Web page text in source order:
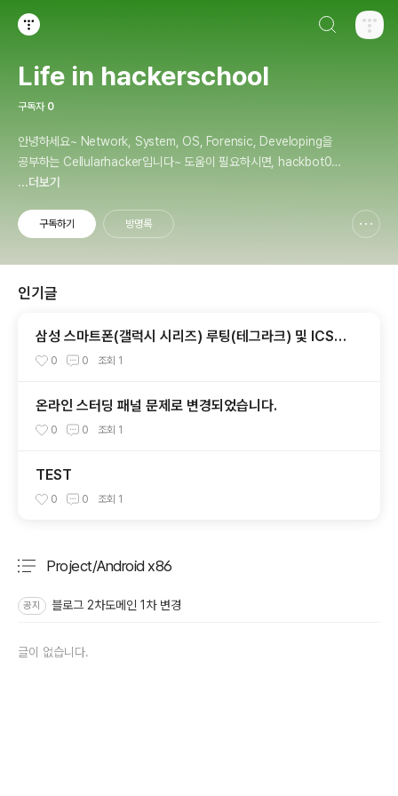
Life in hackerschool
구독자 0
안녕하세요~ Network, System, OS, Forensic, Developing을
공부하는 Cellularhacker입니다~ 도움이 필요하시면, hackbot01
@naver.com으로 문의주세요~
...더보기
구독하기 방명록
인기글
삼성 스마트폰(갤럭시 시리즈) 루팅(테그라크) 및 ICS
업그레이드 안내
0 0 조회 1
온라인 스터딩 패널 문제로 변경되었습니다.
0 0 조회 1
TEST
0 0 조회 1
Project/Android x86
공지 블로그 2차도메인 1차 변경
글이 없습니다.